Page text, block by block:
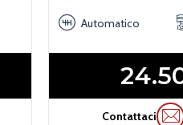
Automatico
Contattaci